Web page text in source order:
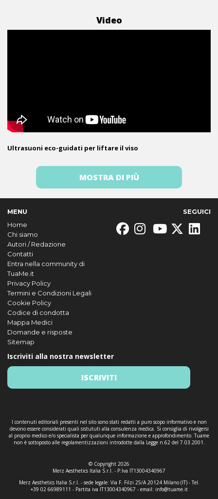
Video
Ultrasuoni eco-guidati per liftare il viso
MOSTRA DI PIÙ
MENU
Home
Chi siamo
Autori / Redazione
Contatti
Entra nella community di
TuaMe.it
Privacy Policy
Termini e Condizioni Legali
Cookie Policy
Codice di condotta
Mappa Medici
Domande e risposte
Sitemap
SEGUICI
Iscriviti alla nostra newsletter
ISCRIVITI
I contenuti editoriali presenti nel sito sono stati redatti a puro scopo informativo e non
devono essere considerati quali sistututi alla consulenza medica. Si consiglia di rivolgersi
al proprio medico e/o specialista per qualunque informazione e approfondimento. Tuame
non è sottoposto alle regolamentizzazioni introdotte dalla Legge n.62 del 7.03.2001.
© Copyright 2026
Merz Aesthetics Italia S.r.l. - P.Iva IT13004340967
Merz Aesthetics Italia S.r.l. - sede legale: Via F. Filzi 25/A 20124 Milano (IT) - Tel.
+39 02 66989111 - Partita iva IT13004340967 - email: info@tuame.it